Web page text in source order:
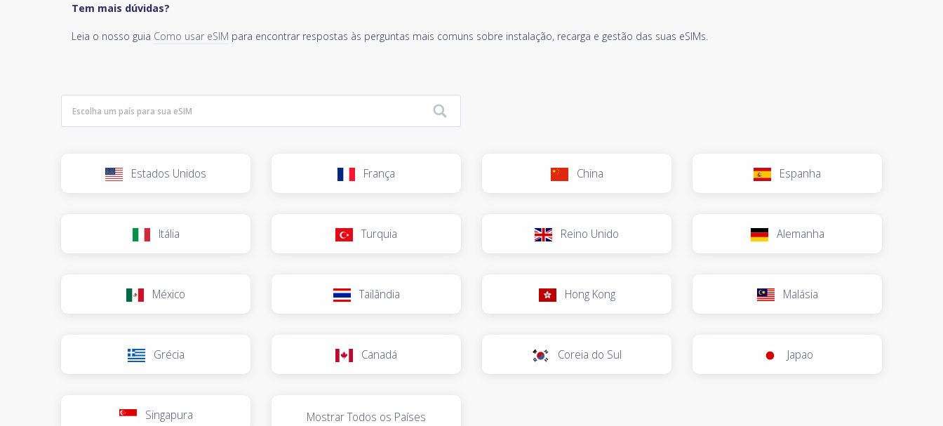
Tem mais dúvidas?
Leia o nosso guia Como usar eSIM para encontrar respostas às perguntas mais comuns sobre instalação, recarga e gestão das suas eSIMs.
Estados Unidos França China Espanha
Itália Turquia Reino Unido Alemanha
México Tailândia Hong Kong Malásia
Grécia Canadá Coreia do Sul Japao
Singapura Mostrar Todos os Países